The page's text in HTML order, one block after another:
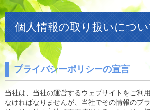
個人情報の取り扱いについ
プライバシーポリシーの宣言
当社は、当社の運営するウェブサイトをご利
なければなりませんが、当社でその情報のプ